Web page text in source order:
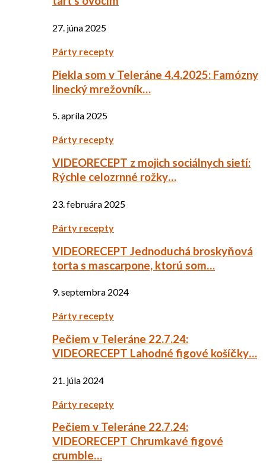
27. júna 2025
Párty recepty
Piekla som v Teleráne 4.4.2025: Famózny
linecký mrežovník…
5. apríla 2025
Párty recepty
VIDEORECEPT z mojich sociálnych sietí:
Rýchle celozrnné rožky…
23. februára 2025
Párty recepty
VIDEORECEPT Jednoduchá broskyňová
torta s mascarpone, ktorú som…
9. septembra 2024
Párty recepty
Pečiem v Teleráne 22.7.24:
VIDEORECEPT Lahodné figové košíčky…
21. júla 2024
Párty recepty
Pečiem v Teleráne 22.7.24:
VIDEORECEPT Chrumkavé figové
crumble…